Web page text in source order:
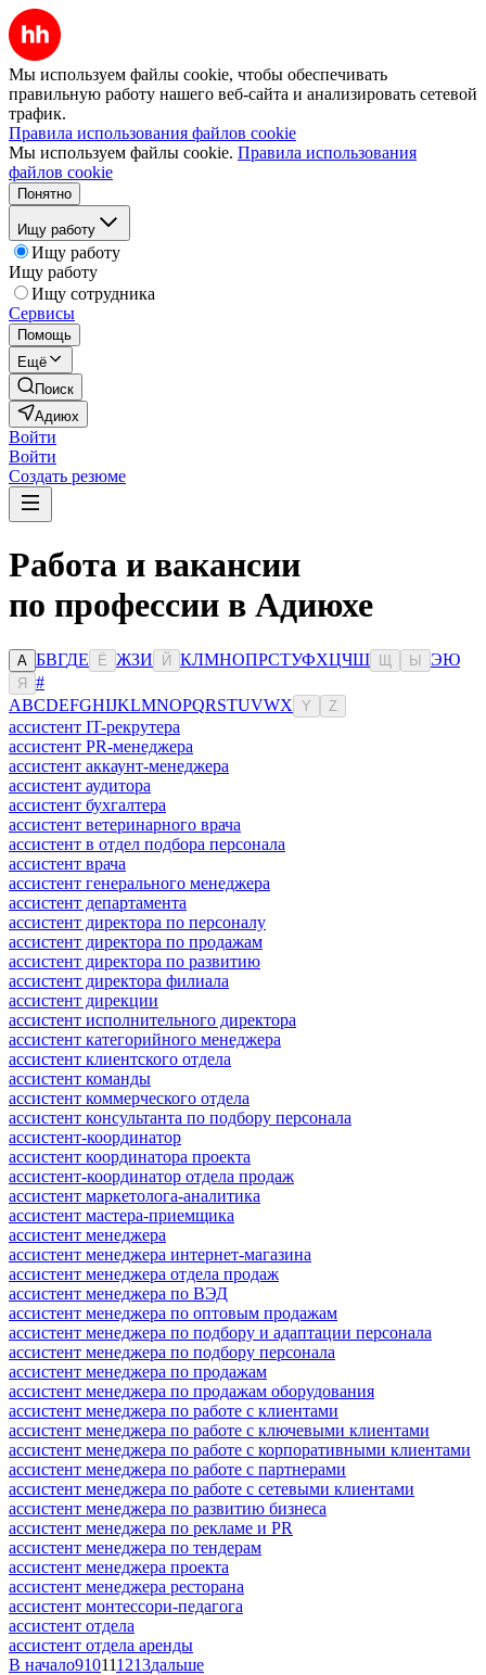
Мы используем файлы cookie, чтобы обеспечивать
правильную работу нашего веб-сайта и анализировать сетевой
трафик.
Правила использования файлов cookie
Мы используем файлы cookie. Правила использования
файлов cookie
Понятно
Ищу работу
Ищу работу
Ищу работу
Ищу сотрудника
Сервисы
Помощь
Ещё
Поиск
Адиюх
Войти
Войти
Создать резюме
Работа и вакансии
по профессии в Адиюхе
А БВГДЕ Ё ЖЗИ Й КЛМНОПРСТУФХЦЧШ Ы ЭЮ
Я
#
ABCDEFGHIJKLMNOPQRSTUVWX Y Z
ассистент IT-рекрутера
ассистент PR-менеджера
ассистент аккаунт-менеджера
ассистент аудитора
ассистент бухгалтера
ассистент ветеринарного врача
ассистент в отдел подбора персонала
ассистент врача
ассистент генерального менеджера
ассистент департамента
ассистент директора по персоналу
ассистент директора по продажам
ассистент директора по развитию
ассистент директора филиала
ассистент дирекции
ассистент исполнительного директора
ассистент категорийного менеджера
ассистент клиентского отдела
ассистент команды
ассистент коммерческого отдела
ассистент консультанта по подбору персонала
ассистент-координатор
ассистент координатора проекта
ассистент-координатор отдела продаж
ассистент маркетолога-аналитика
ассистент мастера-приемщика
ассистент менеджера
ассистент менеджера интернет-магазина
ассистент менеджера отдела продаж
ассистент менеджера по ВЭД
ассистент менеджера по оптовым продажам
ассистент менеджера по подбору и адаптации персонала
ассистент менеджера по подбору персонала
ассистент менеджера по продажам
ассистент менеджера по продажам оборудования
ассистент менеджера по работе с клиентами
ассистент менеджера по работе с ключевыми клиентами
ассистент менеджера по работе с корпоративными клиентами
ассистент менеджера по работе с партнерами
ассистент менеджера по работе с сетевыми клиентами
ассистент менеджера по развитию бизнеса
ассистент менеджера по рекламе и PR
ассистент менеджера по тендерам
ассистент менеджера проекта
ассистент менеджера ресторана
ассистент монтессори-педагога
ассистент отдела
ассистент отдела аренды
В начало910111213дальше